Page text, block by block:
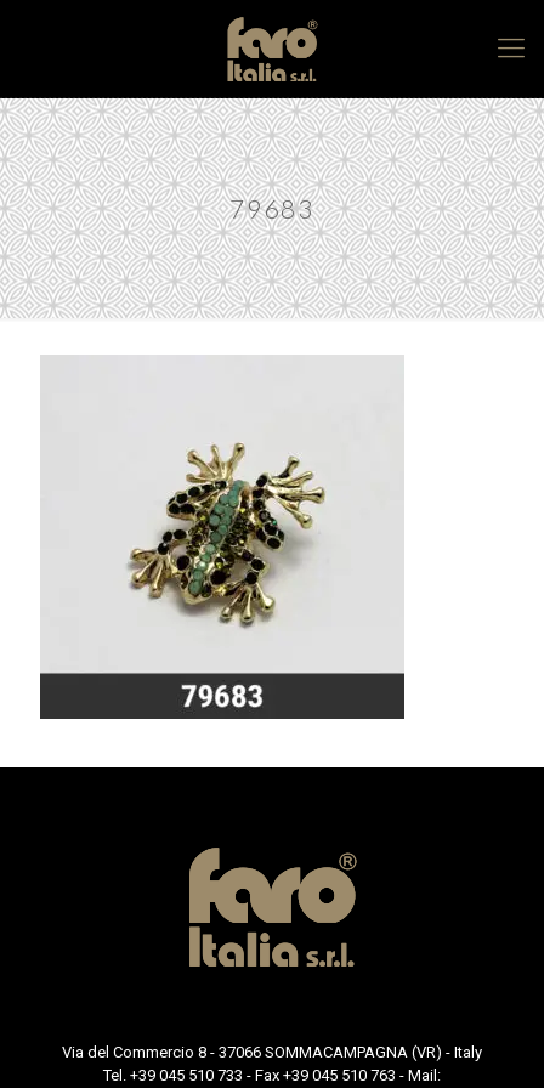
79683
Via del Commercio 8 - 37066 SOMMACAMPAGNA (VR) - Italy
Tel. +39 045 510 733 - Fax +39 045 510 763 - Mail: